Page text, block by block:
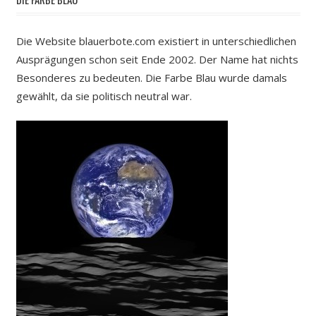
Die Website blauerbote.com existiert in unterschiedlichen
Ausprägungen schon seit Ende 2002. Der Name hat nichts
Besonderes zu bedeuten. Die Farbe Blau wurde damals
gewählt, da sie politisch neutral war.